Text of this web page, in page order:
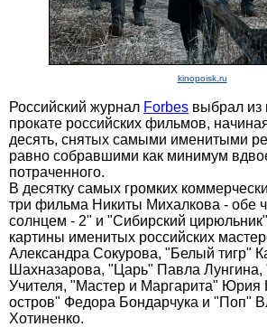
kinopoisk.ru
Российский журнал Forbes выбрал из
прокате российских фильмов,
десять, снятых самыми именитыми
равно собравшими как минимум
потраченного.
В десятку самых громких
три фильма Никиты Михалкова - обе
солнцем - 2" и "Сибирский
картины именитых российских
Александра Сокурова, "Белый тигр"
Шахназарова, "Царь" Павла Лунгина,
Учителя, "Мастер и Маргарита"
остров" Федора Бондарчука и "Поп"
Хотиненко.